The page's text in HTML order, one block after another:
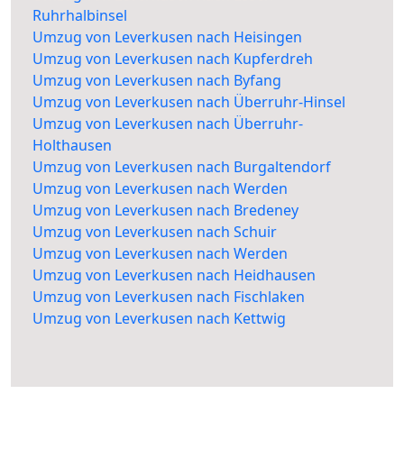
Ruhrhalbinsel
Umzug von Leverkusen nach Heisingen
Umzug von Leverkusen nach Kupferdreh
Umzug von Leverkusen nach Byfang
Umzug von Leverkusen nach Überruhr-Hinsel
Umzug von Leverkusen nach Überruhr-
Holthausen
Umzug von Leverkusen nach Burgaltendorf
Umzug von Leverkusen nach Werden
Umzug von Leverkusen nach Bredeney
Umzug von Leverkusen nach Schuir
Umzug von Leverkusen nach Werden
Umzug von Leverkusen nach Heidhausen
Umzug von Leverkusen nach Fischlaken
Umzug von Leverkusen nach Kettwig